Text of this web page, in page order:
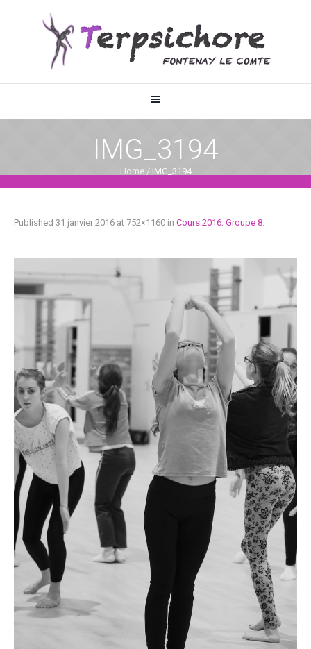
IMG_3194
Home / IMG_3194
Published 31 janvier 2016 at 752×1160 in Cours 2016: Groupe 8.